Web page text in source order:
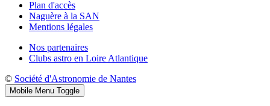
Plan d'accès
Naguère à la SAN
Mentions légales
Nos partenaires
Clubs astro en Loire Atlantique
© Société d'Astronomie de Nantes
Mobile Menu Toggle